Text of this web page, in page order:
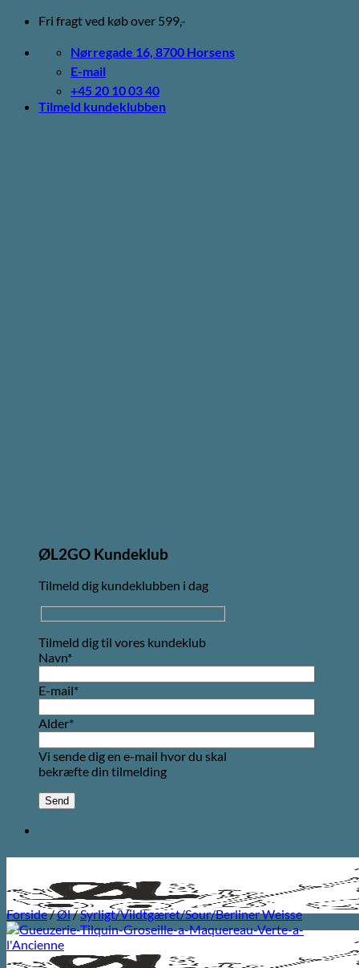
Fortsæt
indhold
Fri fragt ved køb over 599,-
Nørregade 16, 8700 Horsens
E-mail
+45 20 10 03 40
Tilmeld kundeklubben
ØL2GO Kundeklub
Tilmeld dig kundeklubben i dag
Tilmeld dig til vores kundeklub
Navn*
E-mail*
Alder*
Vi sende dig en e-mail hvor du skal
bekræfte din tilmelding
Forside/Øl/Syrligt/Vildtgæret/Sour/Berliner Weisse